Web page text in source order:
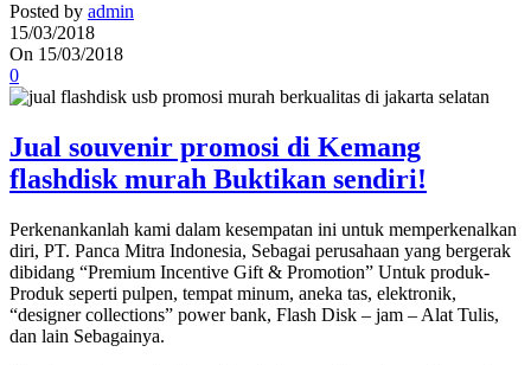
Posted by admin
15/03/2018
On 15/03/2018
0
Jual souvenir promosi di Kemang
flashdisk murah Buktikan sendiri!
Perkenankanlah kami dalam kesempatan ini untuk memperkenalkan
diri, PT. Panca Mitra Indonesia, Sebagai perusahaan yang bergerak
dibidang “Premium Incentive Gift & Promotion” Untuk produk-
Produk seperti pulpen, tempat minum, aneka tas, elektronik,
“designer collections” power bank, Flash Disk – jam – Alat Tulis,
dan lain Sebagainya.